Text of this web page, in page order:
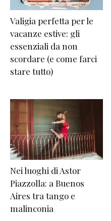
Valigia perfetta per le
vacanze estive: gli
essenziali da non
scordare (e come farci
stare tutto)
Nei luoghi di Astor
Piazzolla: a Buenos
Aires tra tango e
malinconia